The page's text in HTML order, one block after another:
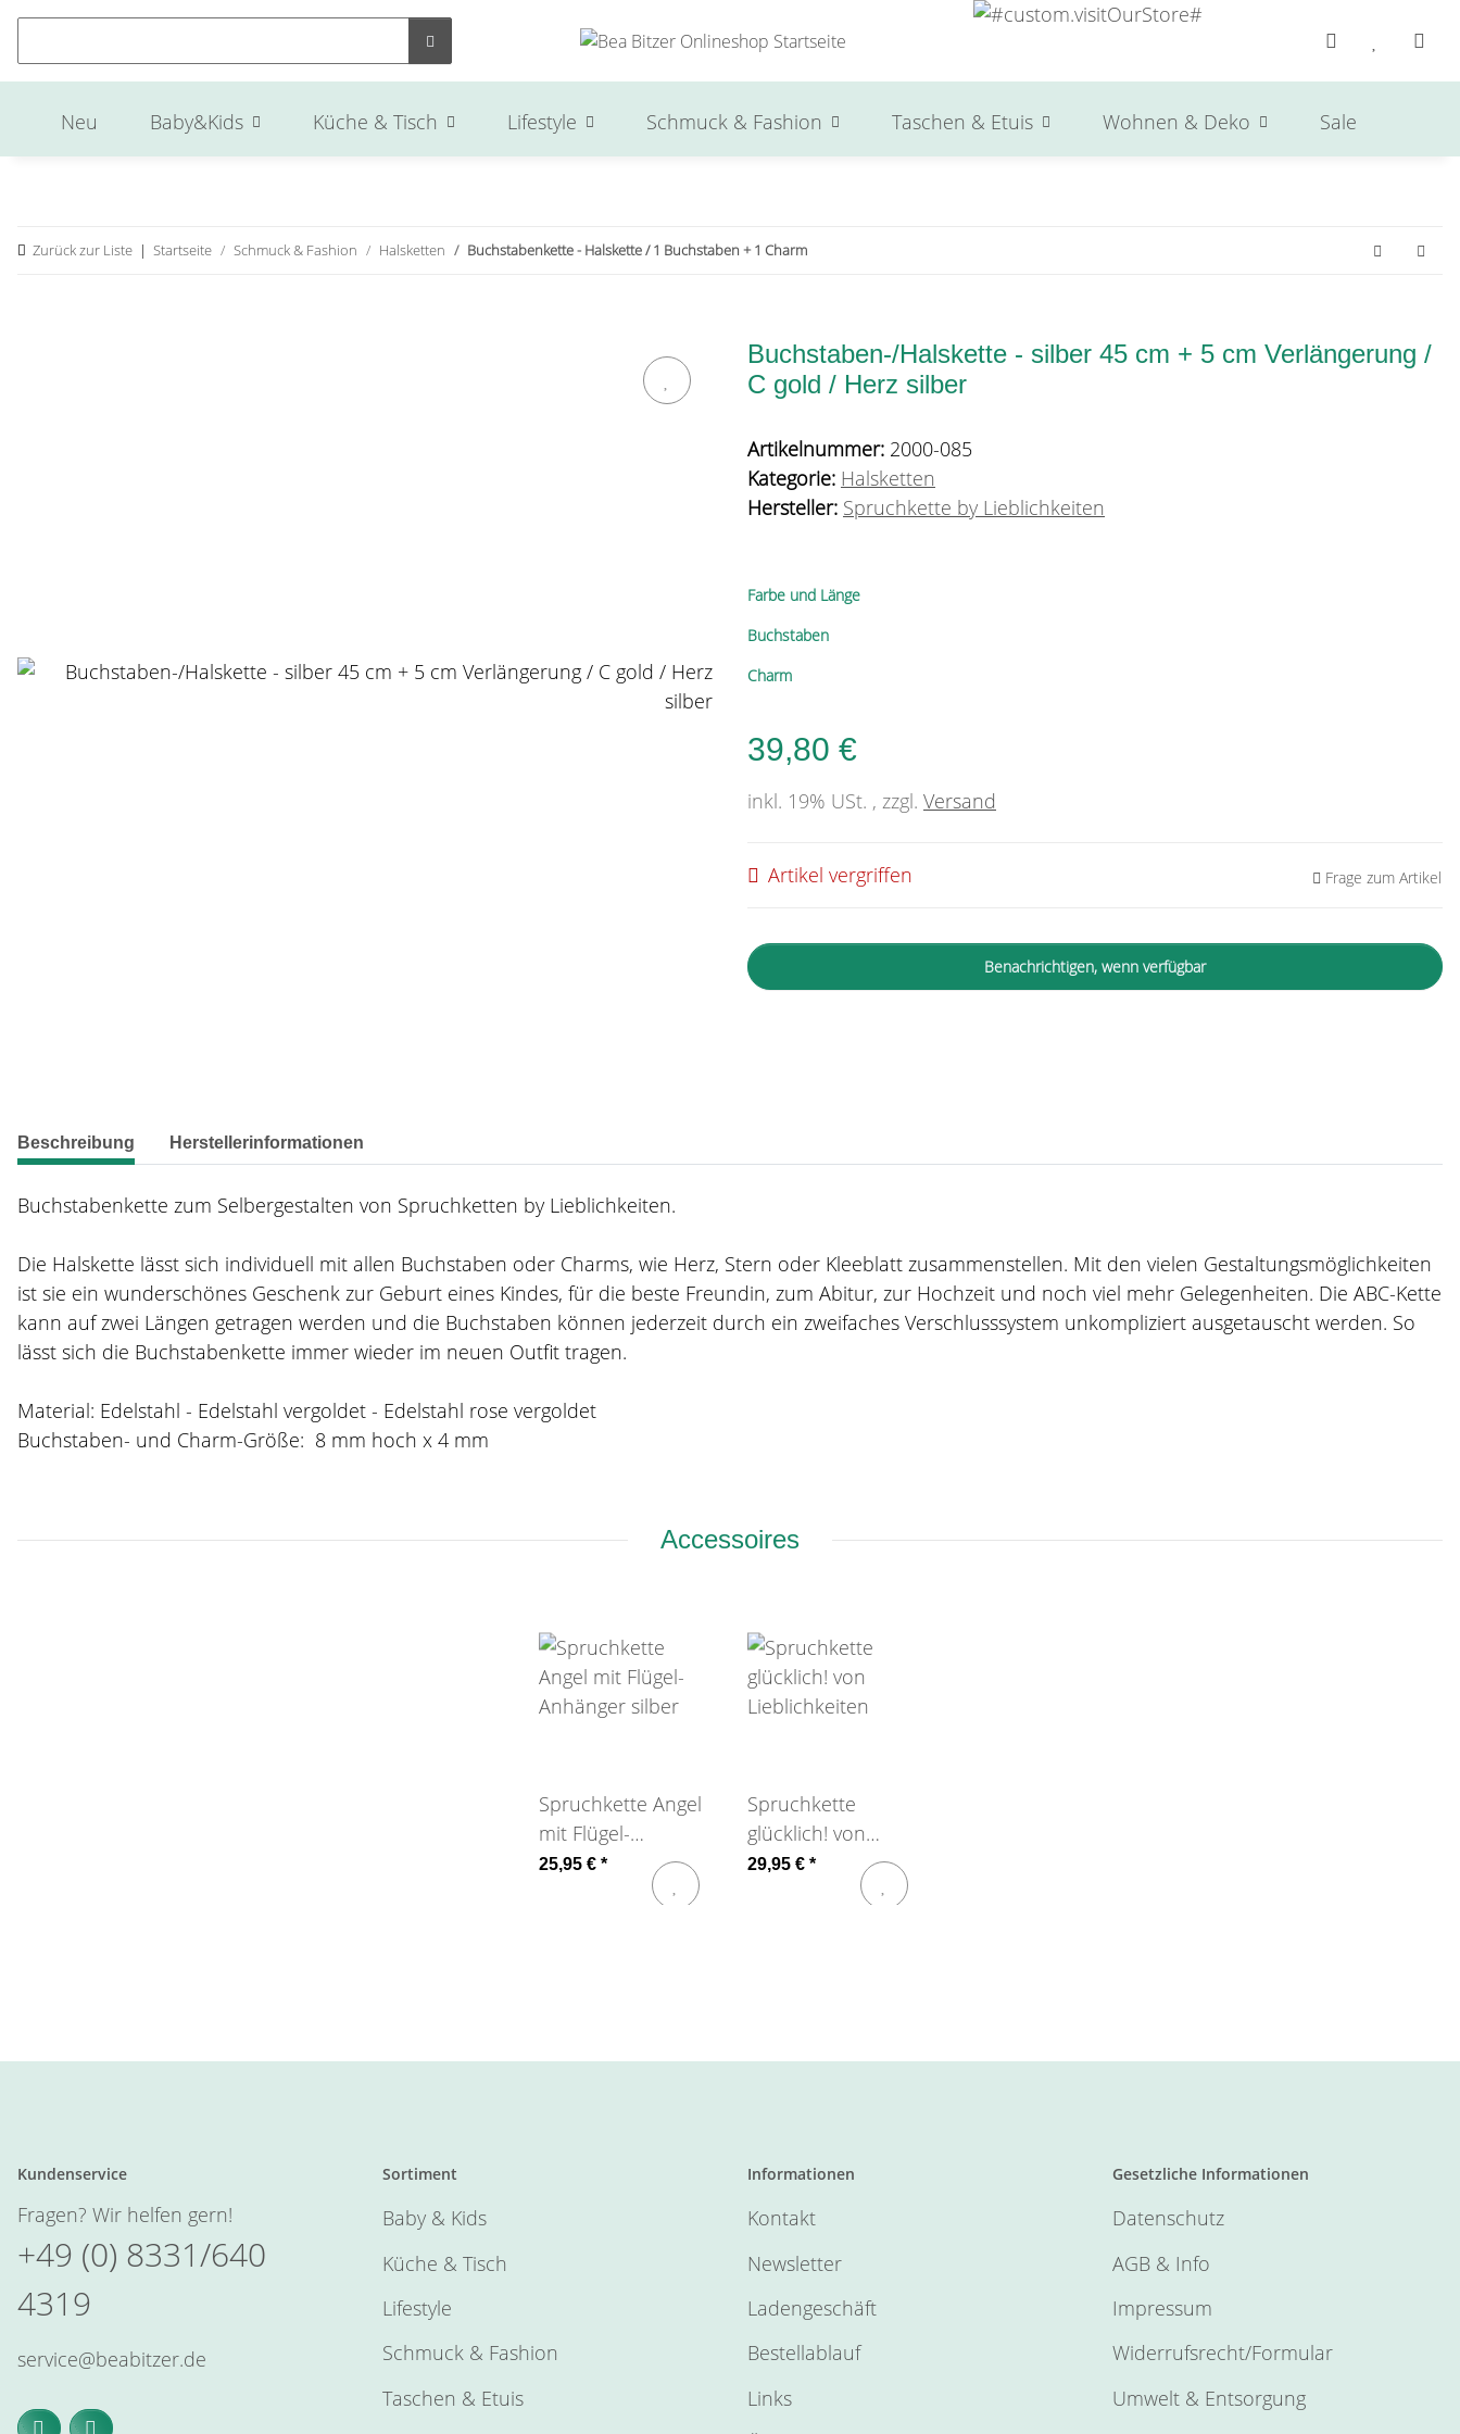
Neu Baby&Kids Küche & Tisch Lifestyle Schmuck & Fashion Taschen & Etuis Wohnen & Deko Sale
Zurück zur Liste Startseite Schmuck & Fashion Halsketten Buchstabenkette - Halskette / 1 Buchstaben + 1 Charm
Buchstaben-/Halskette - silber 45 cm + 5 cm Verlängerung /
C gold / Herz silber
Artikelnummer: 2000-085
Kategorie: Halsketten
Hersteller: Spruchkette by Lieblichkeiten
Farbe und Länge
Buchstaben
Charm
39,80 €
inkl. 19% USt. , zzgl. Versand
Artikel vergriffen Frage zum Artikel
Benachrichtigen, wenn verfügbar
weitere Registerkarten anzeigen
Beschreibung Herstellerinformationen
Buchstabenkette zum Selbergestalten von Spruchketten by Lieblichkeiten.
Die Halskette lässt sich individuell mit allen Buchstaben oder Charms, wie Herz, Stern oder Kleeblatt zusammenstellen. Mit den vielen Gestaltungsmöglichkeiten
ist sie ein wunderschönes Geschenk zur Geburt eines Kindes, für die beste Freundin, zum Abitur, zur Hochzeit und noch viel mehr Gelegenheiten. Die ABC-Kette
kann auf zwei Längen getragen werden und die Buchstaben können jederzeit durch ein zweifaches Verschlusssystem unkompliziert ausgetauscht werden. So
lässt sich die Buchstabenkette immer wieder im neuen Outfit tragen.
Material: Edelstahl - Edelstahl vergoldet - Edelstahl rose vergoldet
Buchstaben- und Charm-Größe: 8 mm hoch x 4 mm
Accessoires
Spruchkette Angel
mit Flügel-
Anhänger silber
25,95 € *
Spruchkette
glücklich! von
Lieblichkeiten
29,95 € *
Kundenservice
Fragen? Wir helfen gern!
+49 (0) 8331/640
4319
service@beabitzer.de
Sortiment
Baby & Kids
Küche & Tisch
Lifestyle
Schmuck & Fashion
Taschen & Etuis
Informationen
Kontakt
Newsletter
Ladengeschäft
Bestellablauf
Links
Gesetzliche Informationen
Datenschutz
AGB & Info
Impressum
Widerrufsrecht/Formular
Umwelt & Entsorgung